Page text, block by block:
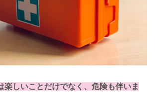
楽しいことだけでなく、危険も伴いま